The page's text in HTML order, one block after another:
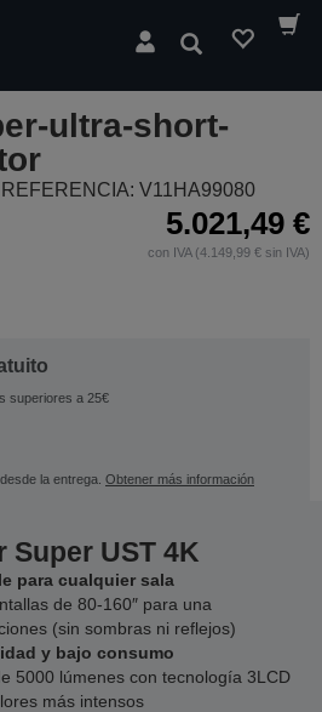
Buscar
ultra-short-
V11HA99080
5.021,49 €
con IVA (4.149,99 € sin IVA)
superiores a 25€
la entrega. Obtener más información
Super UST 4K
para cualquier sala
de 80-160″ para una
(sin sombras ni reflejos)
y bajo consumo
5000 lúmenes con tecnología 3LCD
más intensos